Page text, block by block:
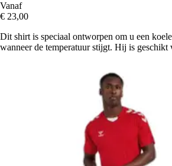
Vanaf
€ 23,00
Dit shirt is speciaal ontworpen om u een
wanneer de temperatuur stijgt. Hij is geschikt